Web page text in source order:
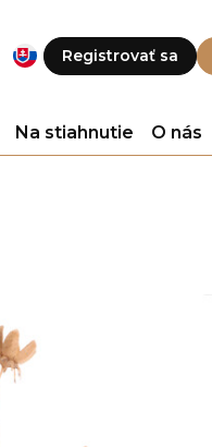
Registrovať sa
Na stiahnutie O nás